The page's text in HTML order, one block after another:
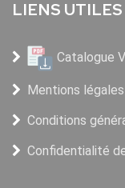
LIENS UTILES
Catalogue
Mentions légales
Conditions
Confidentialité